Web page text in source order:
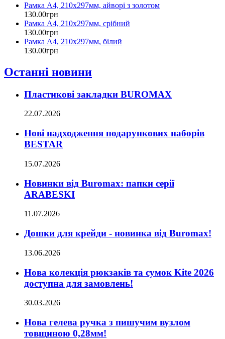
Рамка А4, 210х297мм, айворі з золотом
130.00грн
Рамка А4, 210х297мм, срібний
130.00грн
Рамка А4, 210х297мм, білий
130.00грн
Останні новини
Пластикові закладки BUROMAX
22.07.2026
Нові надходження подарункових наборів
BESTAR
15.07.2026
Новинки від Buromax: папки серії
ARABESKI
11.07.2026
Дошки для крейди - новинка від Buromax!
13.06.2026
Нова колекція рюкзаків та сумок Kite 2026
доступна для замовлень!
30.03.2026
Нова гелева ручка з пишучим вузлом
товщиною 0,28мм!